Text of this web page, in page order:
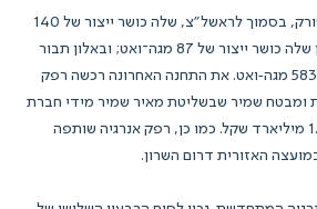
היא מחזיקה גם בתחנה בשורק, בסמוך לראשל"צ, שלה כושר ייצור של 140
מגה־ואט; בתחנה באשקלון שלה כושר ייצור של 87 מגה־ואט; ובאלון תבור
MRC, שכושר הייצור שלה 583 מגה‑ואט. את התחנה האחרונה רכשה רפק
ומבטח שמיר שבשליטת מאיר שמיר מידי חברת
החשמל ב־2019 תמורת 1.9 מיליארד שקל. כמו כן, רפק אנרגיה שותפה
האזורית דרום השרון.